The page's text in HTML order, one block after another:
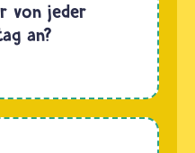
von jeder
an?